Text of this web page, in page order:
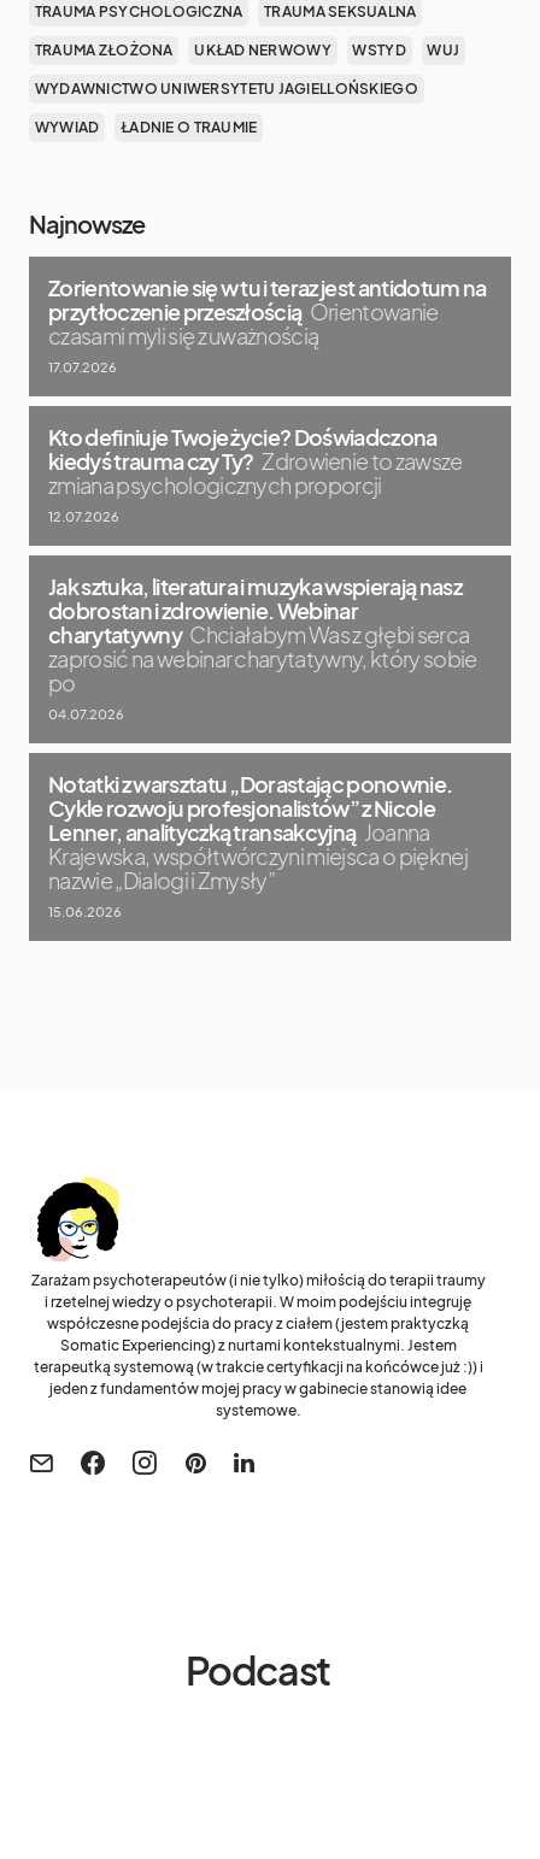
TRAUMA PSYCHOLOGICZNA TRAUMA SEKSUALNA
TRAUMA ZŁOŻONA UKŁAD NERWOWY WSTYD WUJ
WYDAWNICTWO UNIWERSYTETU JAGIELLOŃSKIEGO
WYWIAD ŁADNIE O TRAUMIE
Najnowsze
Zorientowanie się w tu i teraz jest antidotum na
przytłoczenie przeszłością Orientowanie
czasami myli się z uważnością
17.07.2026
Kto definiuje Twoje życie? Doświadczona
kiedyś trauma czy Ty? Zdrowienie to zawsze
zmiana psychologicznych proporcji
12.07.2026
Jak sztuka, literatura i muzyka wspierają nasz
dobrostan i zdrowienie. Webinar
charytatywny Chciałabym Was z głębi serca
zaprosić na webinar charytatywny, który sobie
po
04.07.2026
Notatki z warsztatu „Dorastając ponownie.
Cykle rozwoju profesjonalistów” z Nicole
Lenner, analityczką transakcyjną Joanna
Krajewska, współtwórczyni miejsca o pięknej
nazwie „Dialogi i Zmysły”
15.06.2026
Zarażam psychoterapeutów (i nie tylko) miłością do terapii traumy
i rzetelnej wiedzy o psychoterapii. W moim podejściu integruję
współczesne podejścia do pracy z ciałem (jestem praktyczką
Somatic Experiencing) z nurtami kontekstualnymi. Jestem
terapeutką systemową (w trakcie certyfikacji na końcówce już :)) i
jeden z fundamentów mojej pracy w gabinecie stanowią idee
systemowe.
Podcast